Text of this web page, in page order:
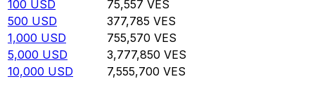
100 USD 75,557 VES
500 USD 377,785 VES
1,000 USD 755,570 VES
5,000 USD 3,777,850 VES
10,000 USD 7,555,700 VES